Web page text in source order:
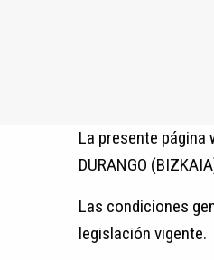
La presente página
DURANGO
Las condiciones
legislación vigente.